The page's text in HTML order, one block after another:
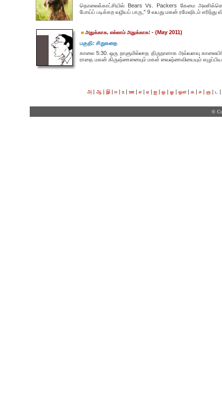
தொலைக்காட்சியில் Bears Vs. Packers கேமை
போய்ப் படிக்கற வழியப் பாரு," 9 வயது மகன் ரமேஷிடம் எரிந்து
அதுக்காக, எல்லாம் அதுக்காக! - (May 2011)
பகுதி: சிறுகதை
காலை 5:30. ஒரு நாளுமில்லாத திருநாளாக அவ்வளவு
ராதை மகன் கிருஷ்ணனையும் மகள் வைஷ்ணவியையும்
அ | ஆ | இ| ஈ | உ | ஊ | எ | ஏ | ஐ | ஒ | ஓ | ஔ| க | ச | ஞ | ட |
©